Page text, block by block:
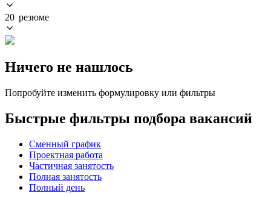
20 резюме
Ничего не нашлось
Попробуйте изменить формулировку или фильтры
Быстрые фильтры подбора вакансий
Сменный график
Проектная работа
Частичная занятость
Полная занятость
Полный день